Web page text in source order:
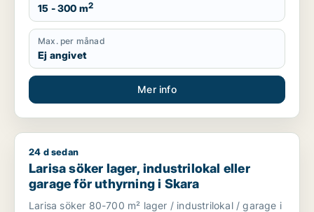
15 - 300 m2
Max. per månad
Ej angivet
Mer info
Larisa söker lager, industrilokal eller garage för uthyrning i
24 d sedan
Larisa söker lager, industrilokal eller
garage för uthyrning i Skara
Larisa söker 80-700 m² lager / industrilokal / garage i